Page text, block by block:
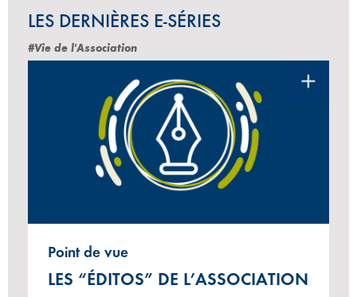
LES DERNIÈRES E-SÉRIES
#Vie de l'Association
Point de vue
LES “ÉDITOS” DE L’ASSOCIATION